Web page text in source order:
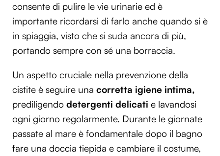
consente di pulire le vie urinarie ed è
importante ricordarsi di farlo anche quando si è
in spiaggia, visto che si suda ancora di più,
portando sempre con sé una borraccia.
Un aspetto cruciale nella prevenzione della
cistite è seguire una corretta igiene intima,
prediligendo detergenti delicati e lavandosi
ogni giorno regolarmente. Durante le giornate
passate al mare è fondamentale dopo il bagno
fare una doccia tiepida e cambiare il costume,